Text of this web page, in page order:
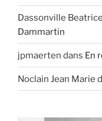
Dassonville Beatrice
Dammartin
jpmaerten dans En
Noclain Jean Marie